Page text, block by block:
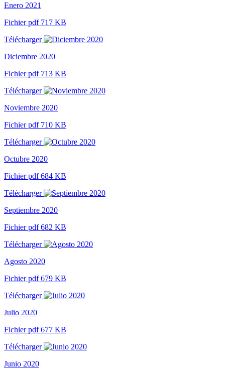
Enero 2021
Fichier pdf 717 KB
Télécharger
Diciembre 2020
Fichier pdf 713 KB
Télécharger
Noviembre 2020
Fichier pdf 710 KB
Télécharger
Octubre 2020
Fichier pdf 684 KB
Télécharger
Septiembre 2020
Fichier pdf 682 KB
Télécharger
Agosto 2020
Fichier pdf 679 KB
Télécharger
Julio 2020
Fichier pdf 677 KB
Télécharger
Junio 2020